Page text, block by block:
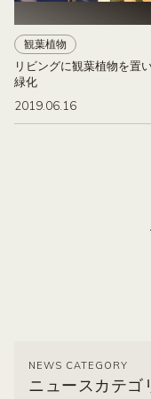
NEWS CATEGORY
ニュースカテゴ
観葉植物
リビングに観葉植物を置
緑化
2019.06.16